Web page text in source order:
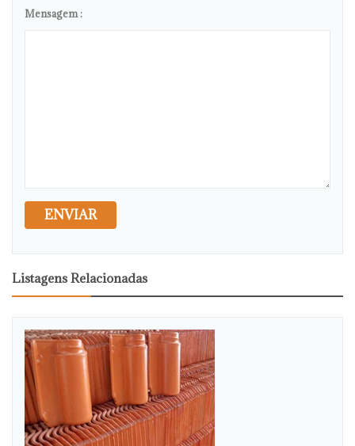
Mensagem :
ENVIAR
Listagens Relacionadas